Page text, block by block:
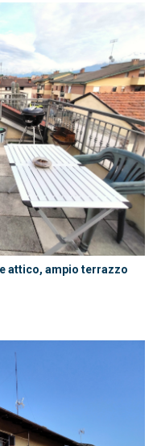
attico, ampio terrazzo